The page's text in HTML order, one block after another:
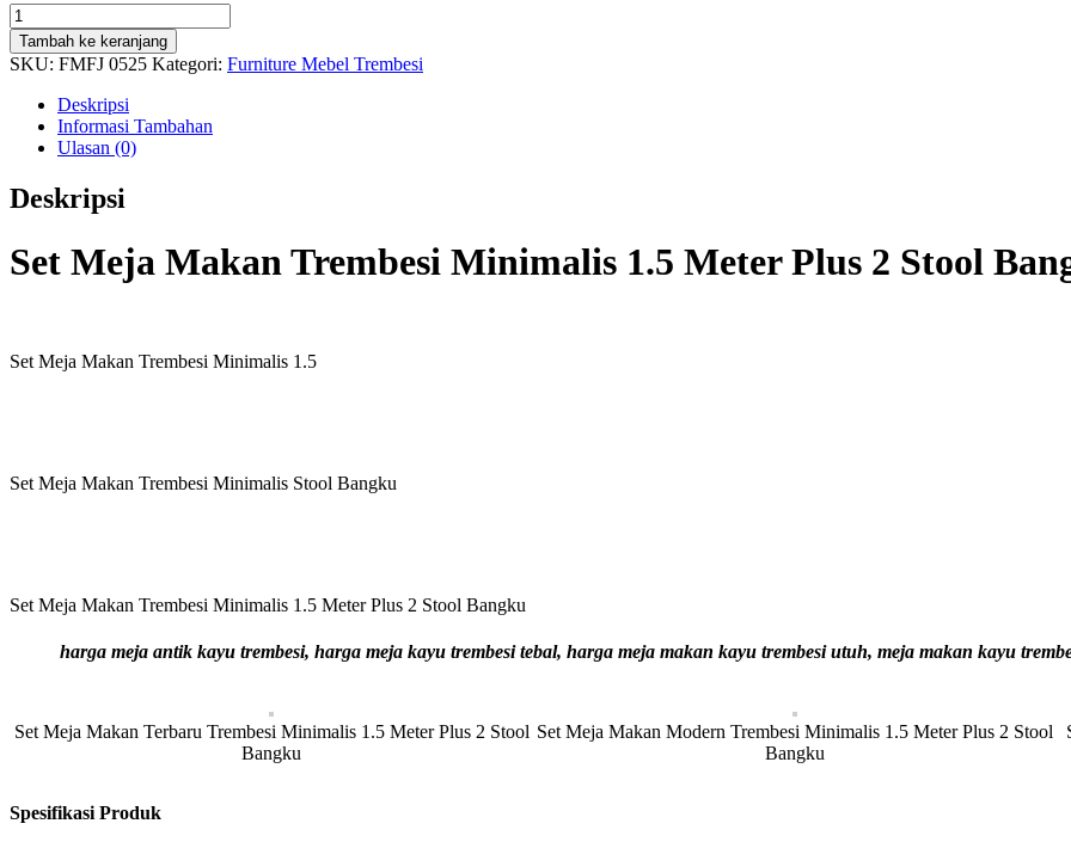
Kuantitas
Set
Meja
Makan
Trembesi
Minimalis
Plus
2
Bangku
Tambah ke keranjang
SKU: FMFJ 0525 Kategori: Furniture Mebel Trembesi
Deskripsi
Informasi Tambahan
Ulasan (0)
Deskripsi
Set Meja Makan Trembesi Minimalis 1.5 Meter Plus 2 Stool
Set Meja Makan Trembesi Minimalis 1.5
Set Meja Makan Trembesi Minimalis Stool Bangku
Set Meja Makan Trembesi Minimalis 1.5 Meter Plus 2 Stool Bangku
harga meja antik kayu trembesi, harga meja kayu trembesi tebal, harga meja makan kayu trembesi utuh, meja makan kayu
Set Meja Makan Terbaru Trembesi Minimalis 1.5 Meter Plus 2 Stool
Bangku
Set Meja Makan Modern Trembesi Minimalis 1.5 Meter Plus 2 Stool
Bangku
Spesifikasi Produk